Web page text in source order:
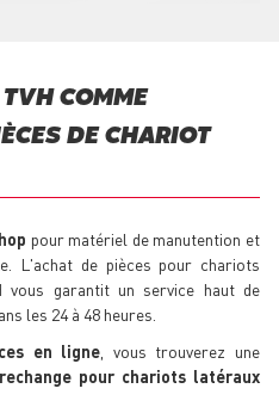
COMME
DE CHARIOT
pour matériel de manutention et
L'achat de pièces pour chariots
vous garantit un service haut de
les 24 à 48 heures.
en ligne , vous trouverez une
pour chariots latéraux